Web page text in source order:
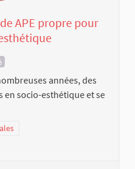
APE propre pour
années, des
socio-esthétique et se